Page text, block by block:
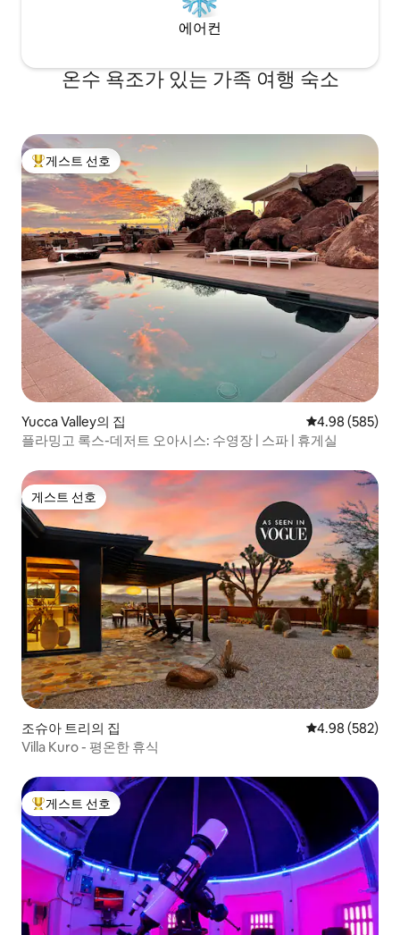
에어컨
온수 욕조가 있는 가족 여행 숙소
상위 게스트 선호
게스트 선호
Yucca Valley의 집 평점 4.98점(5
4.98 (585)
플라밍고 록스-데저트 오아시스: 수영장 | 스파 | 휴게실
게스트 선호
게스트 선호
조슈아 트리의 집 평점 4.98점(5
4.98 (582)
Villa Kuro - 평온한 휴식
상위 게스트 선호
게스트 선호